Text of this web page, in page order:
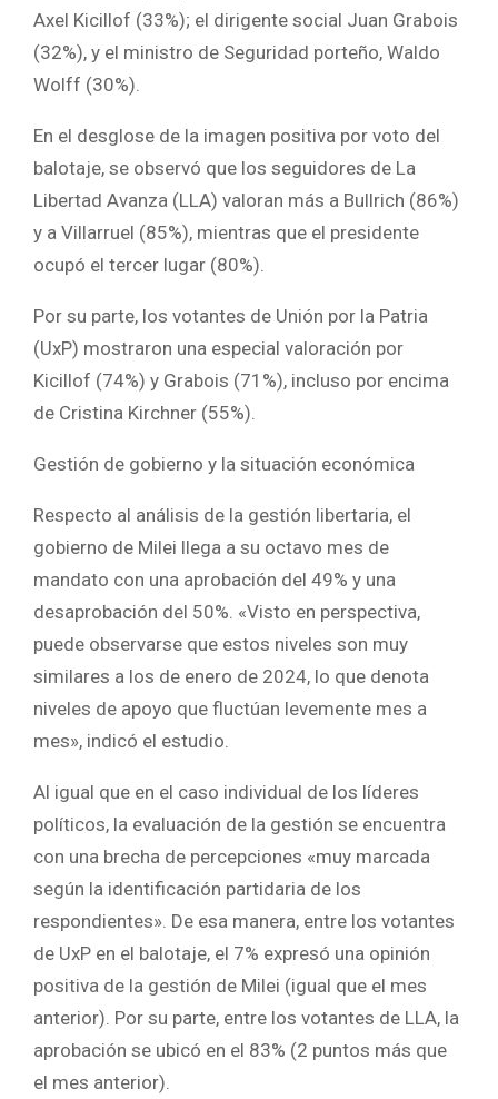
Axel Kicillof (33%); el dirigente social Juan Grabois
(32%), y el ministro de Seguridad porteño, Waldo
Wolff (30%).
En el desglose de la imagen positiva por voto del
balotaje, se observó que los seguidores de La
Libertad Avanza (LLA) valoran más a Bullrich (86%)
y a Villarruel (85%), mientras que el presidente
ocupó el tercer lugar (80%).
Por su parte, los votantes de Unión por la Patria
(UxP) mostraron una especial valoración por
Kicillof (74%) y Grabois (71%), incluso por encima
de Cristina Kirchner (55%).
Gestión de gobierno y la situación económica
Respecto al análisis de la gestión libertaria, el
gobierno de Milei llega a su octavo mes de
mandato con una aprobación del 49% y una
desaprobación del 50%. «Visto en perspectiva,
puede observarse que estos niveles son muy
similares a los de enero de 2024, lo que denota
niveles de apoyo que fluctúan levemente mes a
mes», indicó el estudio.
Al igual que en el caso individual de los líderes
políticos, la evaluación de la gestión se encuentra
con una brecha de percepciones «muy marcada
según la identificación partidaria de los
respondientes». De esa manera, entre los votantes
de UxP en el balotaje, el 7% expresó una opinión
positiva de la gestión de Milei (igual que el mes
anterior). Por su parte, entre los votantes de LLA, la
aprobación se ubicó en el 83% (2 puntos más que
el mes anterior).